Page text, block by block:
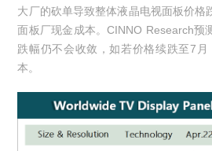
大厂的砍单导致整体液晶电视面板价格
面板厂现金成本。CINNO Research预
跌幅仍不会收敛，如若价格续跌至7
本。